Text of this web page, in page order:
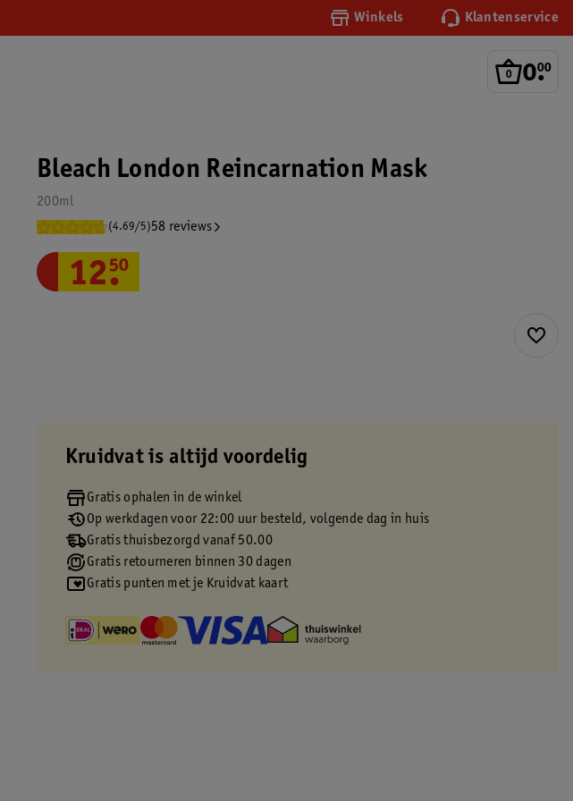
Winkels Klantenservice
0.
00
Bleach London Reincarnation Mask
200ml
(4.69/5)58 reviews
12.
50
Kruidvat is altijd voordelig
Gratis ophalen in de winkel
Op werkdagen voor 22:00 uur besteld, volgende dag in huis
Gratis thuisbezorgd vanaf 50.00
Gratis retourneren binnen 30 dagen
Gratis punten met je Kruidvat kaart